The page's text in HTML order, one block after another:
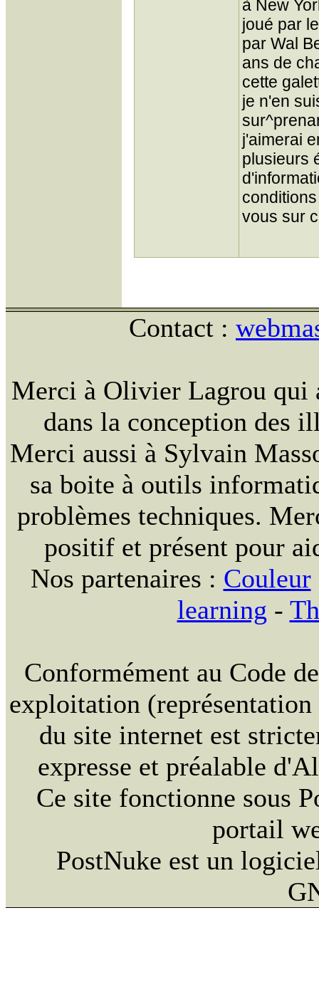
à New
joué par
par Wal
ans de
cette
je n'en
j'aimerai
plusieurs
vous sur
Contact :
Merci à Olivier Lagrou qui
dans la conception des
Merci aussi à Sylvain
sa boite à outils
problèmes techniques.
positif et présent pour
Nos partenaires : Couleur
learning -
Conformément au Code
exploitation
du site internet est
expresse et préalable
Ce site fonctionne sous
portail
PostNuke est un